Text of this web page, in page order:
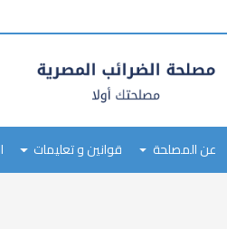
عن المصلحة قوانين و تعليمات